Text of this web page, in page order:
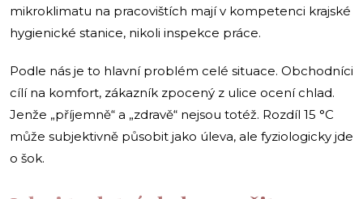
mikroklimatu na pracovištích mají v kompetenci krajské
hygienické stanice, nikoli inspekce práce.
Podle nás je to hlavní problém celé situace. Obchodníci
cílí na komfort, zákazník zpocený z ulice ocení chlad.
Jenže „příjemně“ a „zdravě“ nejsou totéž. Rozdíl 15 °C
může subjektivně působit jako úleva, ale fyziologicky jde
o šok.